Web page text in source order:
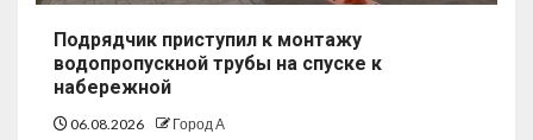
Подрядчик приступил к монтажу
водопропускной трубы на спуске к
набережной
06.08.2026 Город А